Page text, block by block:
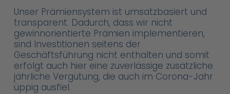
Unser Prämiensystem ist umsatzbasiert und
transparent. Dadurch, dass wir nicht
gewinnorientierte Prämien implementieren,
sind Investitionen seitens der
Geschäftsführung nicht enthalten und somit
erfolgt auch hier eine zuverlässige zusätzliche
jährliche Vergütung, die auch im Corona-Jahr
üppig ausfiel.